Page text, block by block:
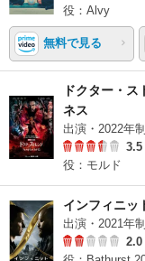
役：Alvy
無料で見る
ドクター・
ネス
出演・2022年
3.5
役：モルド
インフィニッ
出演・2021年
2.0